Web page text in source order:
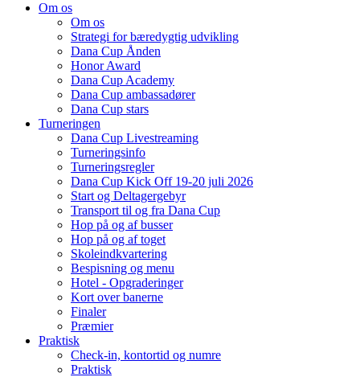
Om os
Om os
Strategi for bæredygtig udvikling
Dana Cup Ånden
Honor Award
Dana Cup Academy
Dana Cup ambassadører
Dana Cup stars
Turneringen
Dana Cup Livestreaming
Turneringsinfo
Turneringsregler
Dana Cup Kick Off 19-20 juli 2026
Start og Deltagergebyr
Transport til og fra Dana Cup
Hop på og af busser
Hop på og af toget
Skoleindkvartering
Bespisning og menu
Hotel - Opgraderinger
Kort over banerne
Finaler
Præmier
Praktisk
Check-in, kontortid og numre
Praktisk